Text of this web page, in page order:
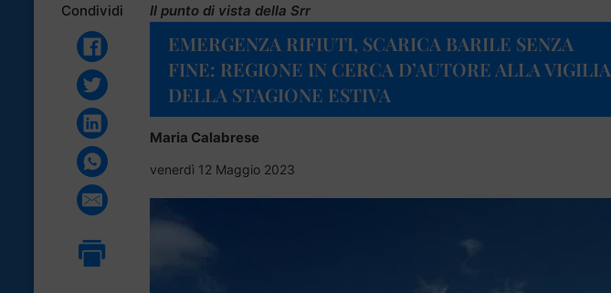
Condividi Il punto di vista della Srr
EMERGENZA RIFIUTI, SCARICA BARILE SENZA
FINE: REGIONE IN CERCA D’AUTORE ALLA VIGILIA
DELLA STAGIONE ESTIVA
Maria Calabrese
venerdì 12 Maggio 2023